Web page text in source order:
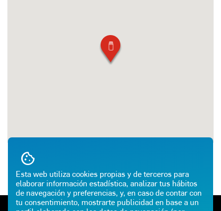
Esta web utiliza cookies propias y de terceros para
elaborar información estadística, analizar tus hábitos
de navegación y preferencias, y, en caso de contar con
tu consentimiento, mostrarte publicidad en base a un